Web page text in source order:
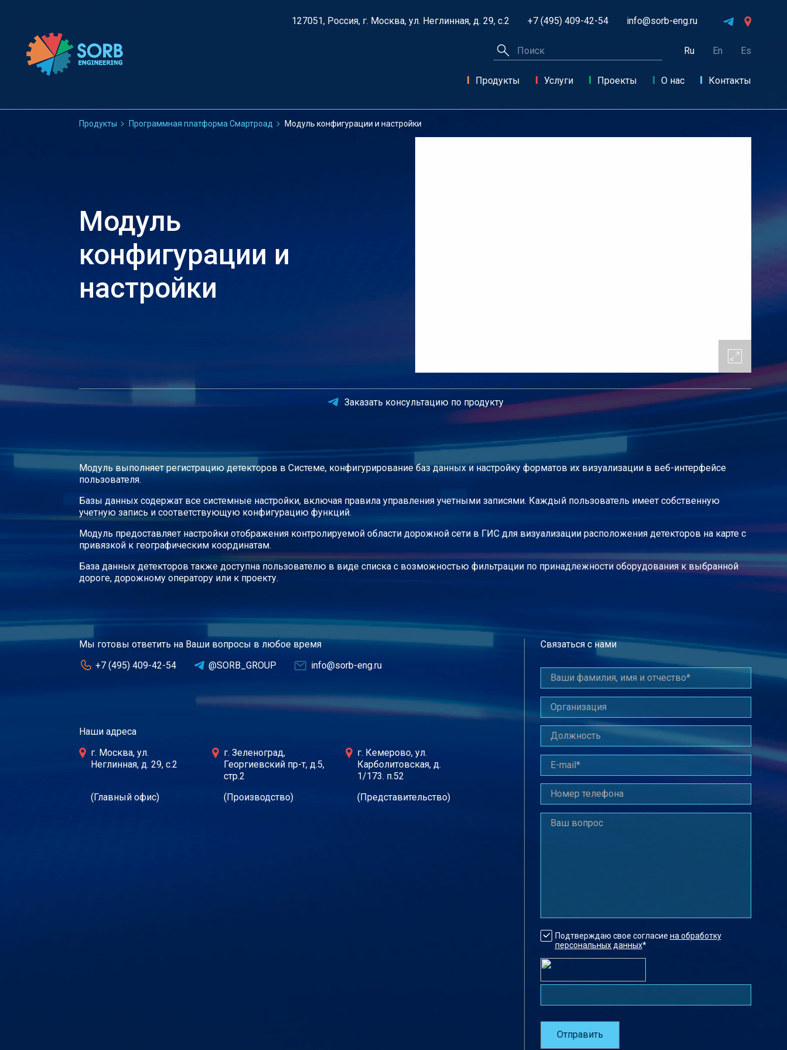
127051, Россия, г. Москва, ул. Неглинная, д. 29, с.2 +7 (495) 409-42-54 info@sorb-eng.ru
Ru En Es
Продукты Услуги Проекты О нас Контакты
Продукты Программная платформа Смартроад Модуль конфигурации и настройки
Модуль
конфигурации и
настройки
Заказать консультацию по продукту
Модуль выполняет регистрацию детекторов в Системе, конфигурирование баз данных и настройку форматов их визуализации в веб-интерфейсе
пользователя.
Базы данных содержат все системные настройки, включая правила управления учетными записями. Каждый пользователь имеет собственную
учетную запись и соответствующую конфигурацию функций.
Модуль предоставляет настройки отображения контролируемой области дорожной сети в ГИС для визуализации расположения детекторов на карте с
привязкой к географическим координатам.
База данных детекторов также доступна пользователю в виде списка с возможностью фильтрации по принадлежности оборудования к выбранной
дороге, дорожному оператору или к проекту.
Мы готовы ответить на Ваши вопросы в любое время
+7 (495) 409-42-54
@SORB_GROUP info@sorb-eng.ru
Наши адреса
г. Москва, ул.
Неглинная, д. 29, с.2
(Главный офис)
г. Зеленоград,
Георгиевский пр-т, д.5,
стр.2
(Производство)
г. Кемерово, ул.
Карболитовская, д.
1/173. п.52
(Представительство)
Связаться с нами
Подтверждаю свое согласие на обработку
персональных данных*